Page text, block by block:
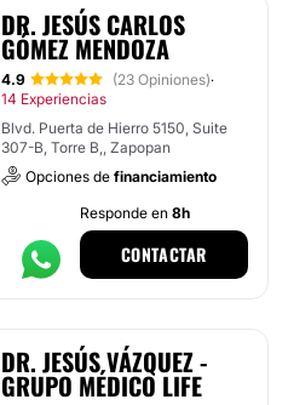
DR. JESÚS CARLOS
GÓMEZ MENDOZA
4.9 (23 Opiniones)·
14 Experiencias
Blvd. Puerta de Hierro 5150, Suite
307-B, Torre B,, Zapopan
Opciones de financiamiento
Responde en 8h
CONTACTAR
DR. JESÚS VÁZQUEZ -
GRUPO MÉDICO LIFE